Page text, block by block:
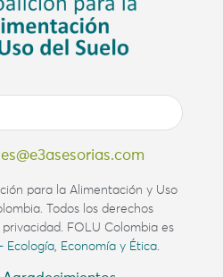
para la Alimentación y Uso
Todos los derechos
FOLU Colombia es
Ecología, Economía y Ética.